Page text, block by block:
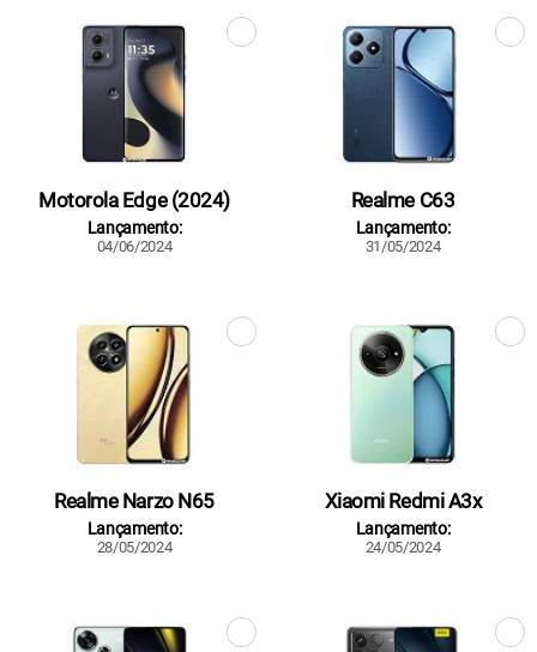
Motorola Edge (2024)
Lançamento:
04/06/2024
Realme C63
Lançamento:
31/05/2024
Realme Narzo N65
Lançamento:
28/05/2024
Xiaomi Redmi A3x
Lançamento:
24/05/2024